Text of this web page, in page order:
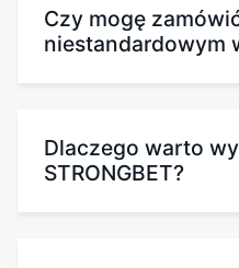
Czy mogę
niestandardowym
Dlaczego warto
STRONGBET?